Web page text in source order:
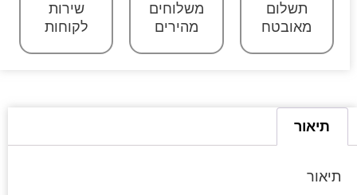
תשלום
מאובטח
משלוחים
מהירים
שירות
לקוחות
תיאור
תיאור